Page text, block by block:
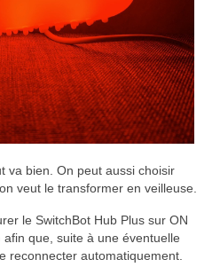
va bien. On peut aussi choisir
veut le transformer en veilleuse.
le SwitchBot Hub Plus sur ON
afin que, suite à une éventuelle
reconnecter automatiquement.